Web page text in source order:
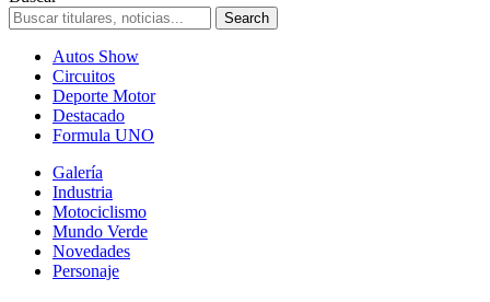
Autos Show
Circuitos
Deporte Motor
Destacado
Formula UNO
Galería
Industria
Motociclismo
Mundo Verde
Novedades
Personaje